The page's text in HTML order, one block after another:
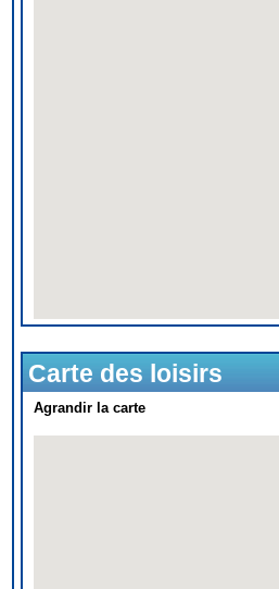
Carte des loisirs
Agrandir la carte